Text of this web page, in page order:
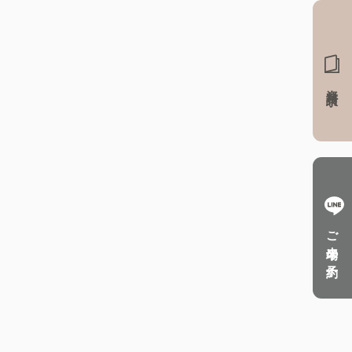
ご来場の予約